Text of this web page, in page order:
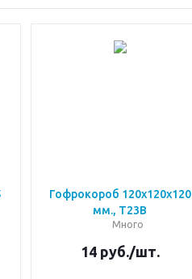
Гофрокороб 120х120х120
мм., Т23В
Много
14руб./шт.